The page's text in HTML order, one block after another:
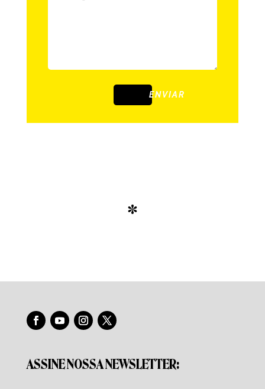
ENVIAR
*
ASSINE NOSSA NEWSLETTER: